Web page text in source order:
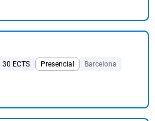
30 ECTS Presencial
Barcelona